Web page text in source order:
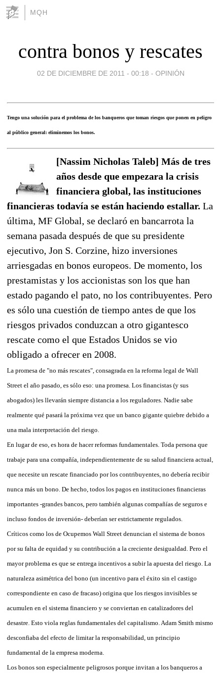
MQH
contra bonos y rescates
02 DE DICIEMBRE DE 2011 - 00:18 - OPINIÓN
Tengo una solución para el problema de los banqueros que toman riesgos que ponen en peligro
al público general: eliminemos los bonos.
[Nassim Nicholas Taleb] Más de tres
años desde que empezara la crisis
financiera global, las instituciones
financieras todavía se están haciendo estallar. La
última, MF Global, se declaró en bancarrota la
semana pasada después de que su presidente
ejecutivo, Jon S. Corzine, hizo inversiones
arriesgadas en bonos europeos. De momento, los
prestamistas y los accionistas son los que han
estado pagando el pato, no los contribuyentes. Pero
es sólo una cuestión de tiempo antes de que los
riesgos privados conduzcan a otro gigantesco
rescate como el que Estados Unidos se vio
obligado a ofrecer en 2008.
La promesa de "no más rescates", consagrada en la reforma legal de Wall
Street el año pasado, es sólo eso: una promesa. Los financistas (y sus
abogados) les llevarán siempre distancia a los reguladores. Nadie sabe
realmente qué pasará la próxima vez que un banco gigante quiebre debido a
una mala interpretación del riesgo.
En lugar de eso, es hora de hacer reformas fundamentales. Toda persona que
trabaje para una compañía, independientemente de su salud financiera actual,
que necesite un rescate financiado por los contribuyentes, no debería recibir
nunca más un bono. De hecho, todos los pagos en instituciones financieras
importantes -grandes bancos, pero también algunas compañías de seguros e
incluso fondos de inversión- deberían ser estrictamente regulados.
Críticos como los de Ocupemos Wall Street denuncian el sistema de bonos
por su falta de equidad y su contribución a la creciente desigualdad. Pero el
mayor problema es que se entrega incentivos a subir la apuesta del riesgo. La
naturaleza asimétrica del bono (un incentivo para el éxito sin el castigo
correspondiente en caso de fracaso) origina que los riesgos invisibles se
acumulen en el sistema financiero y se conviertan en catalizadores del
desastre. Esto viola reglas fundamentales del capitalismo. Adam Smith mismo
desconfiaba del efecto de limitar la responsabilidad, un principio
fundamental de la empresa moderna.
Los bonos son especialmente peligrosos porque invitan a los banqueros a